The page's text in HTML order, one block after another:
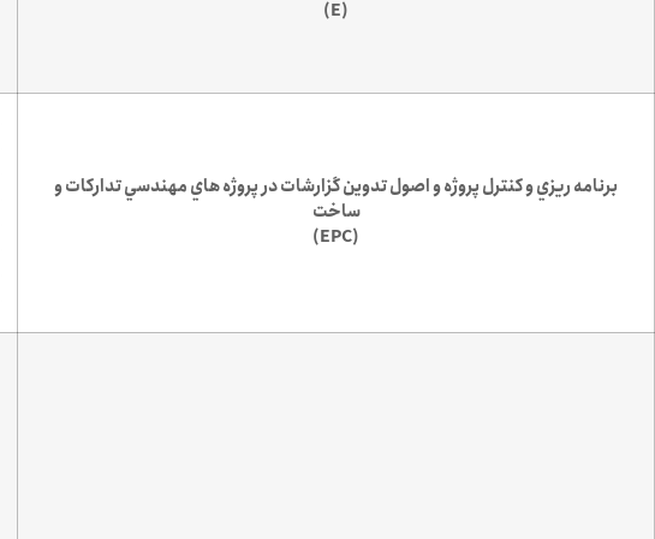
(E)
برنامه ريزي و كنترل پروژه و اصول تدوين گزارشات در پروژه هاي مهندسي تدارکات و
ساخت
(EPC)